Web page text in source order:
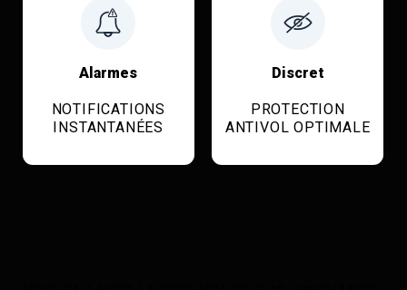
Alarmes
NOTIFICATIONS
INSTANTANÉES
Discret
PROTECTION
ANTIVOL OPTIMALE